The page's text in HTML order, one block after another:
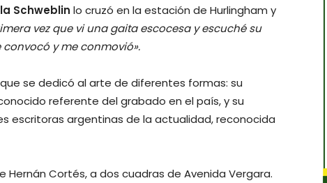
Schweblin lo cruzó en la estación de Hurlingham y
vez que vi una gaita escocesa y escuché su
y me conmovió».
se dedicó al arte de diferentes formas: su
referente del grabado en el país, y su
escritoras argentinas de la actualidad, reconocida
Hernán Cortés, a dos cuadras de Avenida Vergara.